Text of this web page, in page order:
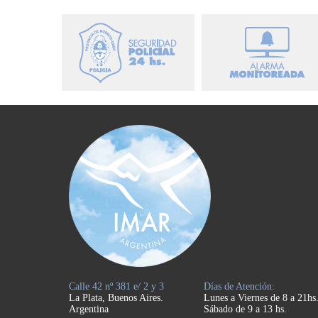
Calle 42 nº 381 e/ 2 y 3
La Plata, Buenos Aires.
Argentina
Días de Atención:
Lunes a Viernes de 8 a 21hs.
Sábado de 9 a 13 hs.